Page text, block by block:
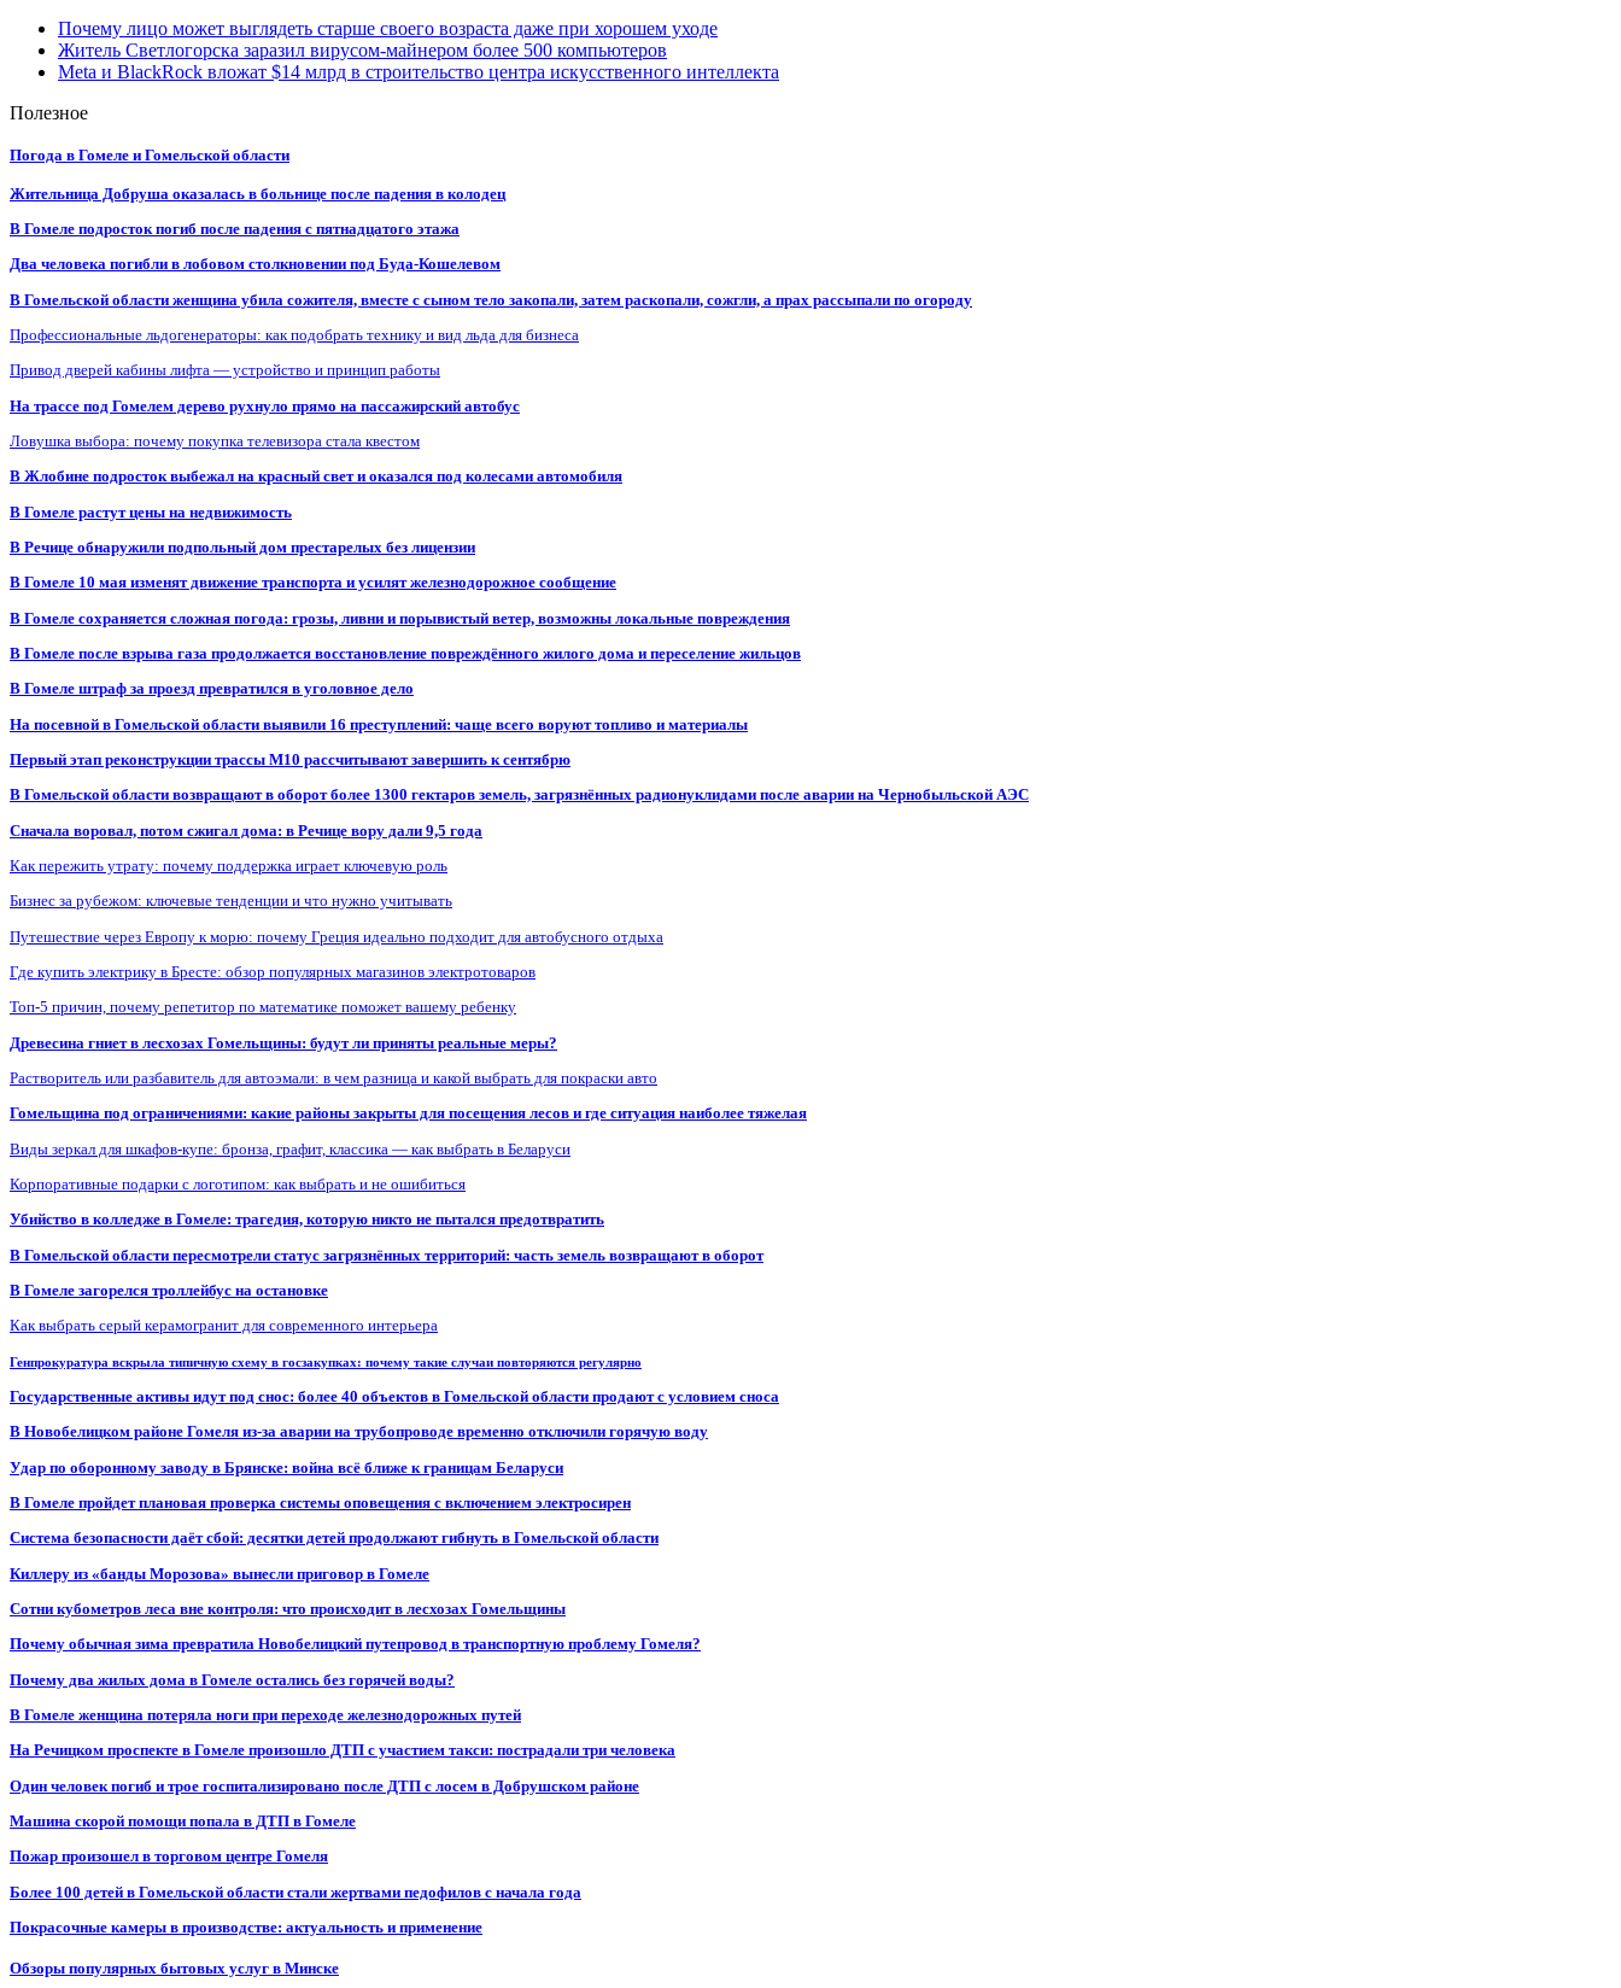
Почему лицо может выглядеть старше своего возраста даже при хорошем уходе
Житель Светлогорска заразил вирусом-майнером более 500 компьютеров
Meta и BlackRock вложат $14 млрд в строительство центра искусственного интеллекта
Полезное
Погода в Гомеле и Гомельской области
Жительница Добруша оказалась в больнице после падения в колодец
В Гомеле подросток погиб после падения с пятнадцатого этажа
Два человека погибли в лобовом столкновении под Буда-Кошелевом
В Гомельской области женщина убила сожителя, вместе с сыном тело закопали, затем раскопали, сожгли, а прах рассыпали по огороду
Профессиональные льдогенераторы: как подобрать технику и вид льда для бизнеса
Привод дверей кабины лифта — устройство и принцип работы
На трассе под Гомелем дерево рухнуло прямо на пассажирский автобус
Ловушка выбора: почему покупка телевизора стала квестом
В Жлобине подросток выбежал на красный свет и оказался под колесами автомобиля
В Гомеле растут цены на недвижимость
В Речице обнаружили подпольный дом престарелых без лицензии
В Гомеле 10 мая изменят движение транспорта и усилят железнодорожное сообщение
В Гомеле сохраняется сложная погода: грозы, ливни и порывистый ветер, возможны локальные повреждения
В Гомеле после взрыва газа продолжается восстановление повреждённого жилого дома и переселение жильцов
В Гомеле штраф за проезд превратился в уголовное дело
На посевной в Гомельской области выявили 16 преступлений: чаще всего воруют топливо и материалы
Первый этап реконструкции трассы М10 рассчитывают завершить к сентябрю
В Гомельской области возвращают в оборот более 1300 гектаров земель, загрязнённых радионуклидами после аварии на Чернобыльской АЭС
Сначала воровал, потом сжигал дома: в Речице вору дали 9,5 года
Как пережить утрату: почему поддержка играет ключевую роль
Бизнес за рубежом: ключевые тенденции и что нужно учитывать
Путешествие через Европу к морю: почему Греция идеально подходит для автобусного отдыха
Где купить электрику в Бресте: обзор популярных магазинов электротоваров
Топ-5 причин, почему репетитор по математике поможет вашему ребенку
Древесина гниет в лесхозах Гомельщины: будут ли приняты реальные меры?
Растворитель или разбавитель для автоэмали: в чем разница и какой выбрать для покраски авто
Гомельщина под ограничениями: какие районы закрыты для посещения лесов и где ситуация наиболее тяжелая
Виды зеркал для шкафов-купе: бронза, графит, классика — как выбрать в Беларуси
Корпоративные подарки с логотипом: как выбрать и не ошибиться
Убийство в колледже в Гомеле: трагедия, которую никто не пытался предотвратить
В Гомельской области пересмотрели статус загрязнённых территорий: часть земель возвращают в оборот
В Гомеле загорелся троллейбус на остановке
Как выбрать серый керамогранит для современного интерьера
Генпрокуратура вскрыла типичную схему в госзакупках: почему такие случаи повторяются регулярно
Государственные активы идут под снос: более 40 объектов в Гомельской области продают с условием сноса
В Новобелицком районе Гомеля из-за аварии на трубопроводе временно отключили горячую воду
Удар по оборонному заводу в Брянске: война всё ближе к границам Беларуси
В Гомеле пройдет плановая проверка системы оповещения с включением электросирен
Система безопасности даёт сбой: десятки детей продолжают гибнуть в Гомельской области
Киллеру из «банды Морозова» вынесли приговор в Гомеле
Сотни кубометров леса вне контроля: что происходит в лесхозах Гомельщины
Почему обычная зима превратила Новобелицкий путепровод в транспортную проблему Гомеля?
Почему два жилых дома в Гомеле остались без горячей воды?
В Гомеле женщина потеряла ноги при переходе железнодорожных путей
На Речицком проспекте в Гомеле произошло ДТП с участием такси: пострадали три человека
Один человек погиб и трое госпитализировано после ДТП с лосем в Добрушском районе
Машина скорой помощи попала в ДТП в Гомеле
Пожар произошел в торговом центре Гомеля
Более 100 детей в Гомельской области стали жертвами педофилов с начала года
Покрасочные камеры в производстве: актуальность и применение
Обзоры популярных бытовых услуг в Минске